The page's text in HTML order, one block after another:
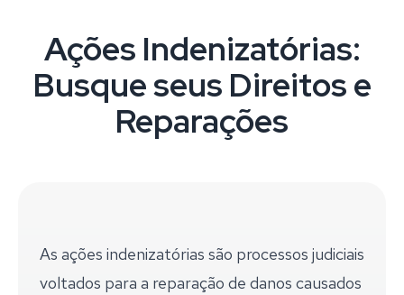
Ações Indenizatórias:
Busque seus Direitos e
Reparações
As ações indenizatórias são processos judiciais
voltados para a reparação de danos causados